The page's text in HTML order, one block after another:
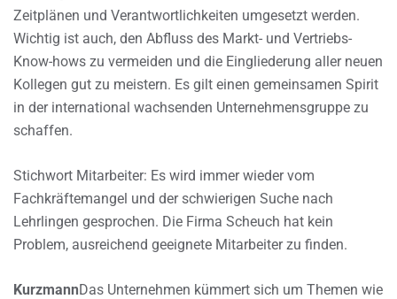
Zeitplänen und Verantwortlichkeiten umgesetzt werden.
Wichtig ist auch, den Abfluss des Markt- und Vertriebs-
Know-hows zu vermeiden und die Eingliederung aller neuen
Kollegen gut zu meistern. Es gilt einen gemeinsamen Spirit
in der international wachsenden Unternehmensgruppe zu
schaffen.
Stichwort Mitarbeiter: Es wird immer wieder vom
Fachkräftemangel und der schwierigen Suche nach
Lehrlingen gesprochen. Die Firma Scheuch hat kein
Problem, ausreichend geeignete Mitarbeiter zu finden.
KurzmannDas Unternehmen kümmert sich um Themen wie